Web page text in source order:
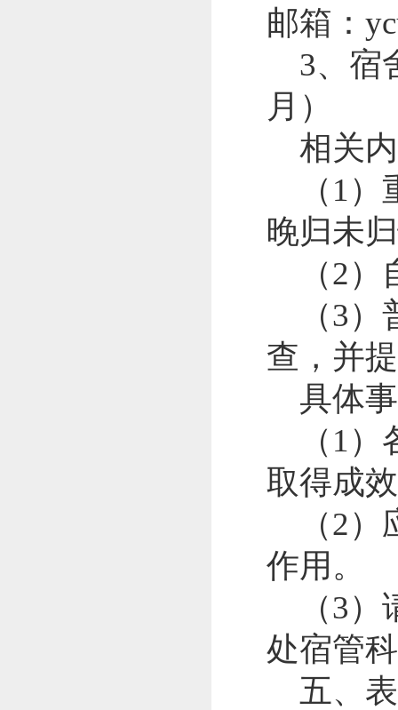
邮箱：
3、宿
月）
相关
（ 1 ）
晚归未
（2）
（3）
查，并
具体
（ 1 ）
取得成
（2）
作用。
（3）
处宿管
五、